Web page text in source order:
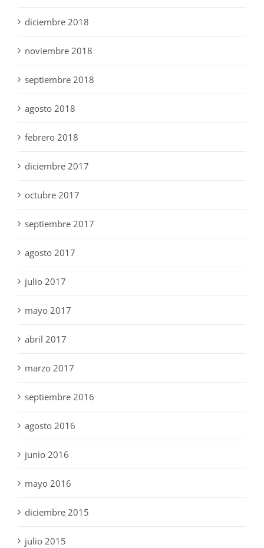
diciembre 2018
noviembre 2018
septiembre 2018
agosto 2018
febrero 2018
diciembre 2017
octubre 2017
septiembre 2017
agosto 2017
julio 2017
mayo 2017
abril 2017
marzo 2017
septiembre 2016
agosto 2016
junio 2016
mayo 2016
diciembre 2015
julio 2015